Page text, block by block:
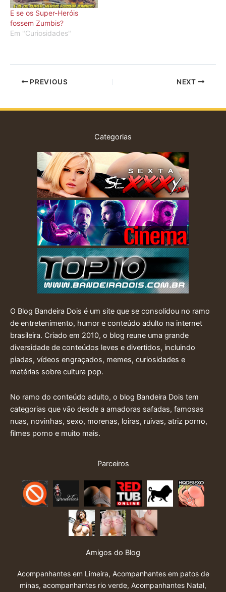
E se os Super-Heróis
fossem Zumbis?
Em "Curiosidades"
PREVIOUS NEXT
Categorias
O Blog Bandeira Dois é um site que se consolidou no ramo
de entretenimento, humor e conteúdo adulto na internet
brasileira. Criado em 2010, o blog reune uma grande
diversidade de conteúdos leves e divertidos, incluindo
piadas, vídeos engraçados, memes, curiosidades e
matérias sobre cultura pop.
No ramo do conteúdo adulto, o blog Bandeira Dois tem
categorias que vão desde a amadoras safadas, famosas
nuas, novinhas, sexo, morenas, loiras, ruivas, atriz porno,
filmes porno e muito mais.
Parceiros
Amigos do Blog
Acompanhantes em Limeira, Acompanhantes em patos de
minas, acompanhantes rio verde, Acompanhantes Natal,